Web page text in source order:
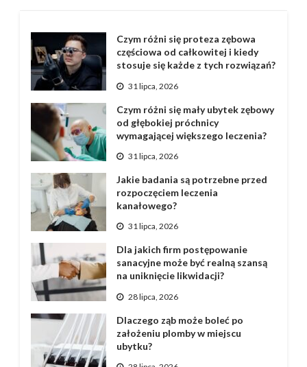
Czym różni się proteza zębowa
częściowa od całkowitej i kiedy
stosuje się każde z tych rozwiązań?
31 lipca, 2026
Czym różni się mały ubytek zębowy
od głębokiej próchnicy
wymagającej większego leczenia?
31 lipca, 2026
Jakie badania są potrzebne przed
rozpoczęciem leczenia
kanałowego?
31 lipca, 2026
Dla jakich firm postępowanie
sanacyjne może być realną szansą
na uniknięcie likwidacji?
28 lipca, 2026
Dlaczego ząb może boleć po
założeniu plomby w miejscu
ubytku?